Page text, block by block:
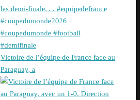
Victoire de l’équipe de France face au
Paraguay, a